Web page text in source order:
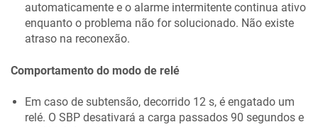
automaticamente e o alarme intermitente continua ativo
enquanto o problema não for solucionado. Não existe
atraso na reconexão.
Comportamento do modo de relé
Em caso de subtensão, decorrido 12 s, é engatado um
relé. O SBP desativará a carga passados 90 segundos e